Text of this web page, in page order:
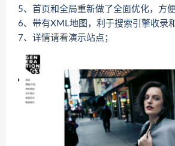
5、首页和全局重新做了全面优化，方
6、带有XML地图，利于搜索引擎收录
7、详情请看演示站点；